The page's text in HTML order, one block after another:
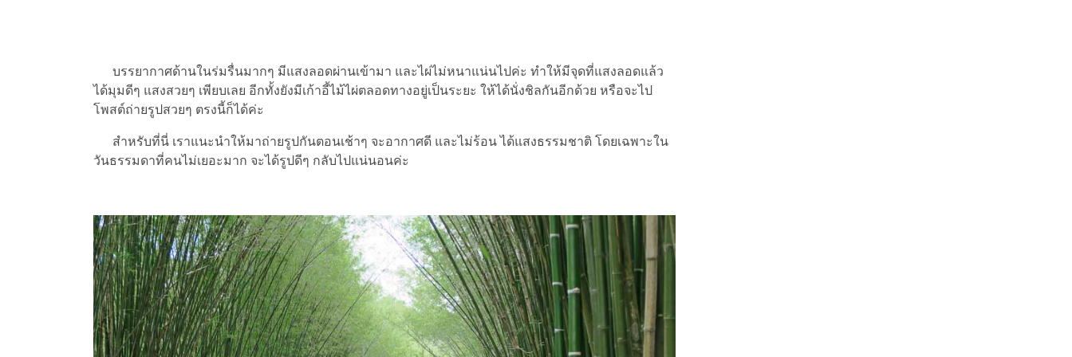
บรรยากาศด้านในร่มรื่นมากๆ มีแสงลอดผ่านเข้ามา และไผ่ไม่หนาแน่นไปค่ะ ทำให้มีจุดที่แสงลอดแล้ว
ได้มุมดีๆ แสงสวยๆ เพียบเลย อีกทั้งยังมีเก้าอี้ไม้ไผ่ตลอดทางอยู่เป็นระยะ ให้ได้นั่งชิลกันอีกด้วย หรือจะไป
โพสต์ถ่ายรูปสวยๆ ตรงนี้ก็ได้ค่ะ
สำหรับที่นี่ เราแนะนำให้มาถ่ายรูปกันตอนเช้าๆ จะอากาศดี และไม่ร้อน ได้แสงธรรมชาติ โดยเฉพาะใน
วันธรรมดาที่คนไม่เยอะมาก จะได้รูปดีๆ กลับไปแน่นอนค่ะ